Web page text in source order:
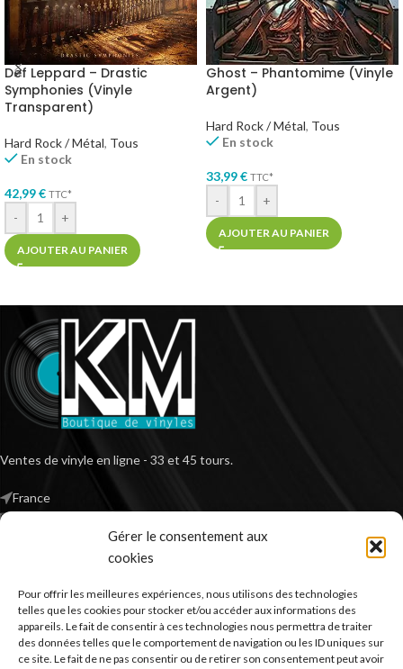
Gérer le consentement aux
cookies
Pour offrir les meilleures expériences, nous utilisons des technologies
telles que les cookies pour stocker et/ou accéder aux informations des
appareils. Le fait de consentir à ces technologies nous permettra de traiter
des données telles que le comportement de navigation ou les ID uniques sur
ce site. Le fait de ne pas consentir ou de retirer son consentement peut avoir
Def Leppard – Drastic
Symphonies (Vinyle
Transparent)
Hard Rock / Métal, Tous
En stock
42,99€ TTC*
- +
AJOUTER AU PANIER
Ghost – Phantomime (Vinyle
Argent)
Hard Rock / Métal, Tous
En stock
33,99€ TTC*
- +
AJOUTER AU PANIER
Ventes de vinyle en ligne - 33 et 45 tours.
France
*TVA non applicable – article 293 B du CGI